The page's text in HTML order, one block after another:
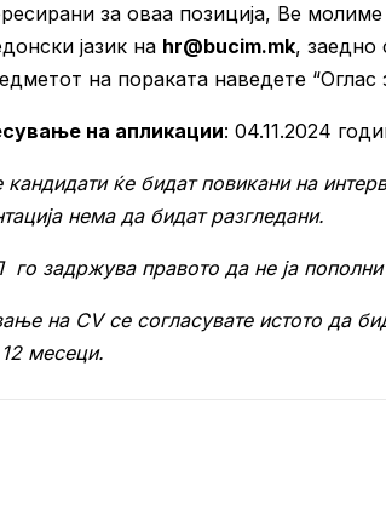
за оваа позиција, Ве
јазик на hr@bucim.mk, заедно
на пораката наведете
на апликации: 04.11.2024
ќе бидат повикани на
нема да бидат разгледани.
го задржува правото да не ја пополни
на CVсе согласувате истото да
месеци.